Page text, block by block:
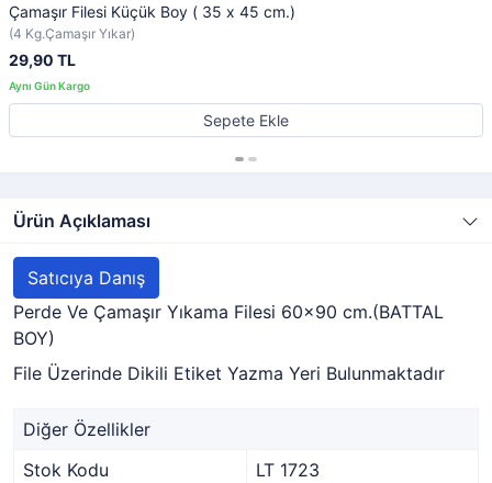
Çamaşır Filesi Küçük Boy ( 35 x 45 cm.)
(4 Kg.Çamaşır Yıkar)
29,90 TL
Sepete Ekle
Ürün Açıklaması
Satıcıya Danış
Perde Ve Çamaşır Yıkama Filesi 60x90 cm.(BATTAL
BOY)
File Üzerinde Dikili Etiket Yazma Yeri Bulunmaktadır
Diğer Özellikler
Stok Kodu
LT 1723